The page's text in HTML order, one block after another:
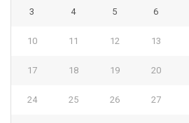
3 4 5 6
10 11 12 13
17 18 19 20
24 25 26 27